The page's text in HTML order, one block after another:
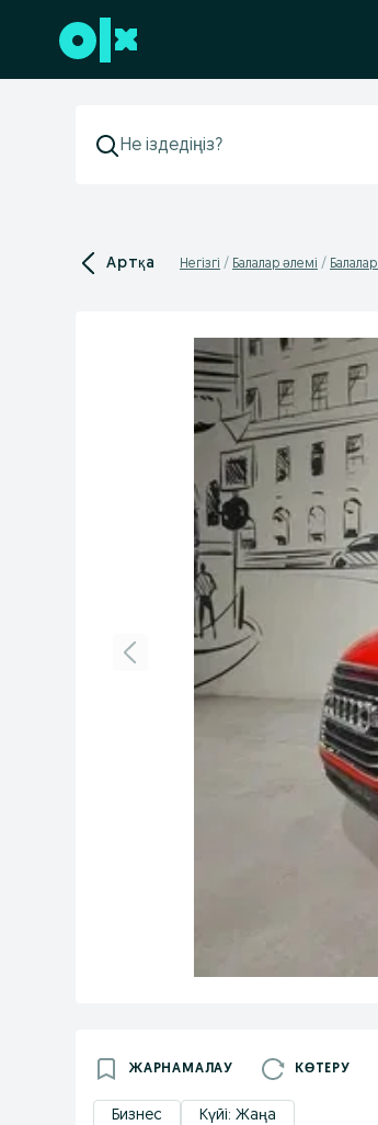
Төменгі деректемеге өту
Артқа Негізгі Балалар әлемі Балалар
ЖАРНАМАЛАУ КӨТЕРУ
Бизнес Күйі: Жаңа